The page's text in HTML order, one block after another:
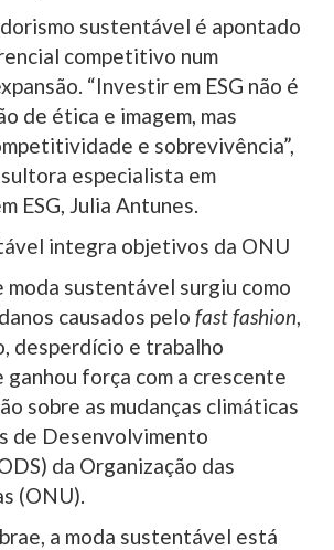
sustentável é apontado
competitivo num
“Investir em ESG não é
de ética e imagem, mas
e sobrevivência”,
especialista em
ESG, Julia Antunes.
integra objetivos da ONU
moda sustentável surgiu como
causados pelo fast fashion,
desperdício e trabalho
ganhou força com a crescente
sobre as mudanças climáticas
de Desenvolvimento
da Organização das
(ONU).
a moda sustentável está